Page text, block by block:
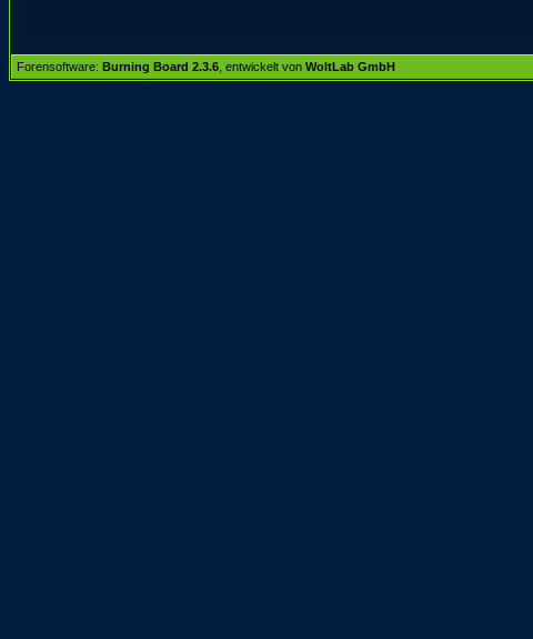
Forensoftware: Burning Board 2.3.6 , entwickelt von WoltLab GmbH